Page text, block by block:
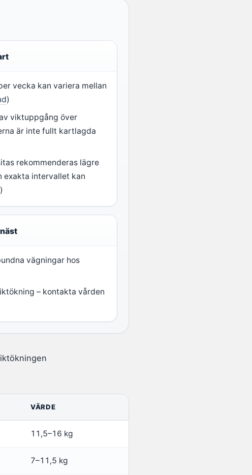
vecka kan variera mellan
)
viktuppgång över
är inte fullt kartlagda
rekommenderas lägre
exakta intervallet kan
vägningar hos
– kontakta vården
VÄRDE
11,5–16 kg
7–11,5 kg